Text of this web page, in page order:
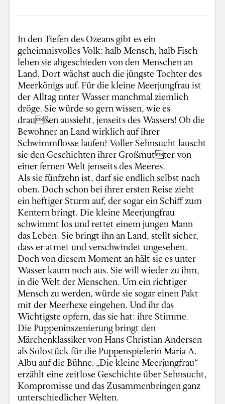
In den Tiefen des Ozeans gibt es ein
geheimnisvolles Volk: halb Mensch, halb Fisch
leben sie abgeschieden von den Menschen an
Land. Dort wächst auch die jüngste Tochter des
Meerkönigs auf. Für die kleine Meerjungfrau ist
der Alltag unter Wasser manchmal ziemlich
dröge. Sie würde so gern wissen, wie es
draußen aussieht, jenseits des Wassers! Ob die
Bewohner an Land wirklich auf ihrer
Schwimmflosse laufen? Voller Sehnsucht lauscht
sie den Geschichten ihrer Großmutter von
einer fernen Welt jenseits des Meeres.
Als sie fünfzehn ist, darf sie endlich selbst nach
oben. Doch schon bei ihrer ersten Reise zieht
ein heftiger Sturm auf, der sogar ein Schiff zum
Kentern bringt. Die kleine Meerjungfrau
schwimmt los und rettet einem jungen Mann
das Leben. Sie bringt ihn an Land, stellt sicher,
dass er atmet und verschwindet ungesehen.
Doch von diesem Moment an hält sie es unter
Wasser kaum noch aus. Sie will wieder zu ihm,
in die Welt der Menschen. Um ein richtiger
Mensch zu werden, würde sie sogar einen Pakt
mit der Meerhexe eingehen. Und ihr das
Wichtigste opfern, das sie hat: ihre Stimme.
Die Puppeninszenierung bringt den
Märchenklassiker von Hans Christian Andersen
als Solostück für die Puppenspielerin Maria A.
Albu auf die Bühne. „Die kleine Meerjungfrau“
erzählt eine zeitlose Geschichte über Sehnsucht,
Kompromisse und das Zusammenbringen ganz
unterschiedlicher Welten.